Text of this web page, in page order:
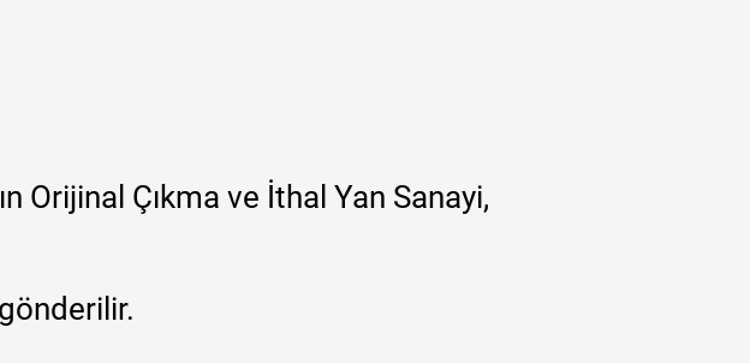
Orijinal Çıkma ve İthal Yan Sanayi,